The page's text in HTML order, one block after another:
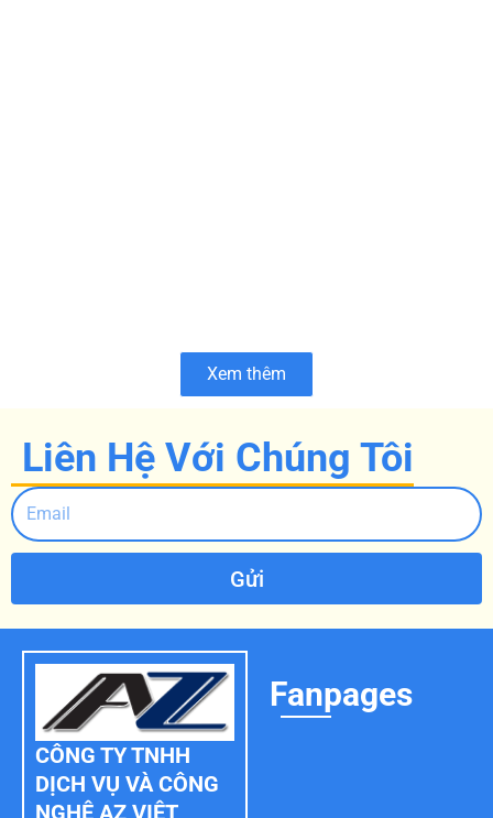
Xem thêm
Liên Hệ Với Chúng Tôi
Gửi
CÔNG TY TNHH
DỊCH VỤ VÀ CÔNG
NGHỆ AZ VIỆT
Fanpages